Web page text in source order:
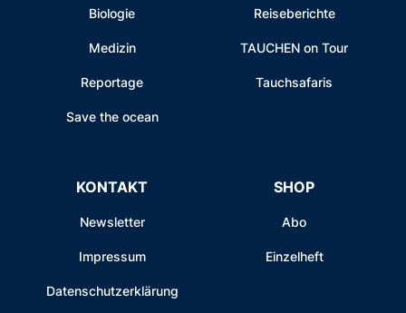
Biologie
Medizin
Reportage
Save the ocean
Reiseberichte
TAUCHEN on Tour
Tauchsafaris
KONTAKT
Newsletter
Impressum
Datenschutzerklärung
SHOP
Abo
Einzelheft